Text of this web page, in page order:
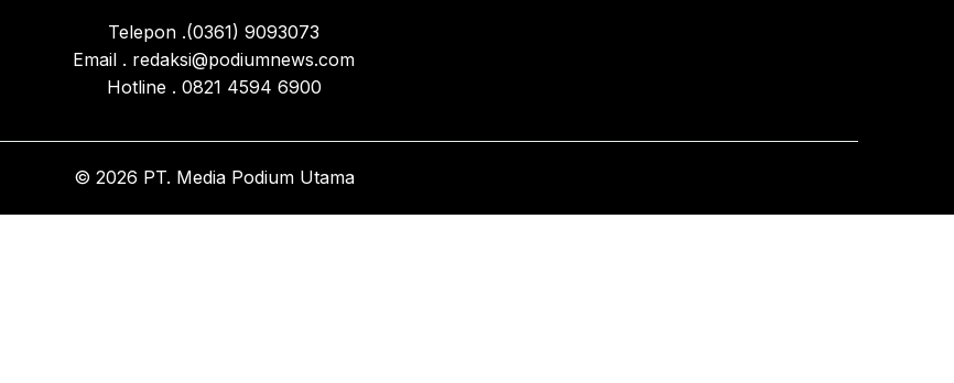
Telepon .(0361) 9093073
Email . redaksi@podiumnews.com
Hotline . 0821 4594 6900
© 2026 PT. Media Podium Utama